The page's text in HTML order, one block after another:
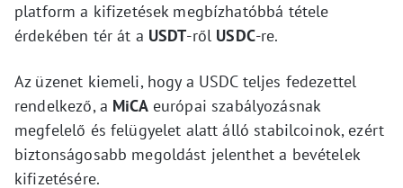
platform a kifizetések megbízhatóbbá tétele
érdekében tér át a USDT-ről USDC-re.
Az üzenet kiemeli, hogy a USDC teljes fedezettel
rendelkező, a MiCAeurópai szabályozásnak
megfelelő és felügyelet alatt álló stabilcoinok, ezért
biztonságosabb megoldást jelenthet a bevételek
kifizetésére.